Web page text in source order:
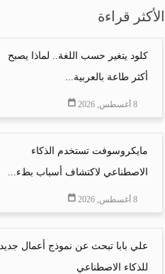
الأكثر قراءة
كلود يتغير حسب اللغة.. لماذا يصبح
أكثر طاعة بالعربية...
8 أغسطس, 2026
مايكروسوفت تستخدم الذكاء
الاصطناعي لاكتشاف أسباب بطء...
8 أغسطس, 2026
علي بابا تبحث عن نموذج أعمال جديد
للذكاء الاصطناعي